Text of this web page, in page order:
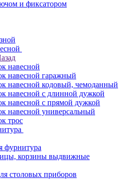
и фиксатором
навесной
навесной гаражный
навесной кодовый, чемоданный
навесной с длинной дужкой
навесной с прямой дужкой
навесной универсальный
трос
фурнитура
корзины выдвижные
столовых приборов